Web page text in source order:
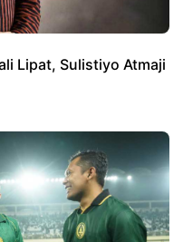
Lipat, Sulistiyo Atmaji